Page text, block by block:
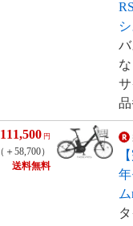
品
111,500 円
（＋58,700）
送料無料